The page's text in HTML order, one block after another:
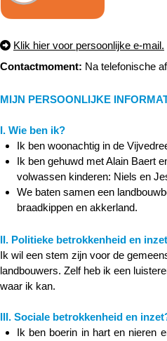
Klik hier voor persoonlijke e-mail.
Contactmoment: Na telefonische
MIJN PERSOONLIJKE
I. Wie ben ik?
Ik ben woonachtig in de
Ik ben gehuwd met Alain Baert
volwassen kinderen: Niels en
We baten samen een
braadkippen en akkerland.
II. Politieke betrokkenheid en
Ik wil een stem zijn voor de
landbouwers. Zelf heb ik een
waar ik kan.
III. Sociale betrokkenheid en
Ik ben boerin in hart en nieren